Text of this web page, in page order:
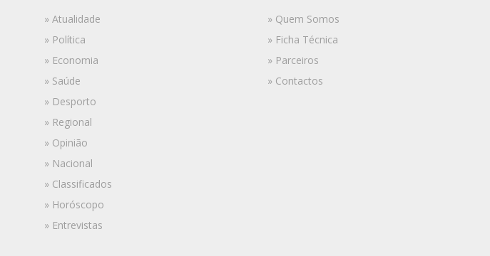
» Atualidade
» Política
» Economia
» Saúde
» Desporto
» Regional
» Opinião
» Nacional
» Classificados
» Horóscopo
» Entrevistas
» Quem Somos
» Ficha Técnica
» Parceiros
» Contactos